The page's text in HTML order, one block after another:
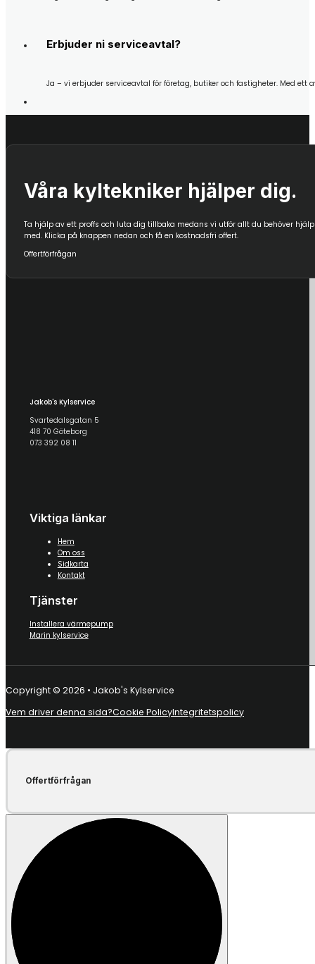
Erbjuder ni serviceavtal?
Ja – vi erbjuder serviceavtal för företag, butiker och fastigheter. Med
Våra kyltekniker hjälper dig.
Ta hjälp av ett proffs och luta dig tillbaka medans vi utför allt du behöver hjälp
med. Klicka på knappen nedan och få en kostnadsfri offert.
Offertförfrågan
Jakob's Kylservice
Svartedalsgatan 5
418 70 Göteborg
073 392 08 11
Viktiga länkar
Hem
Om oss
Sidkarta
Kontakt
Tjänster
Installera värmepump
Marin kylservice
Copyright © 2026 • Jakob's Kylservice
Vem driver denna sida?Cookie PolicyIntegritetspolicy
Offertförfrågan